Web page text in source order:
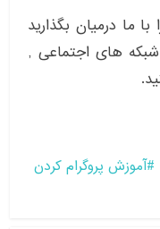
ما درمیان بگذارید
های اجتماعی ,
آموزش پروگرام کردن